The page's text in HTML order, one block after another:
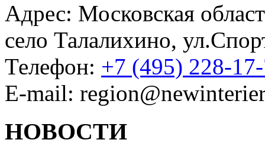
Адрес: Московская
село Талалихино,
Телефон: +7 (495) 228-
E-mail:
НОВОСТИ